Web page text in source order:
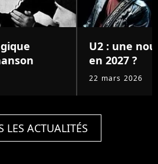
U2 : une
en 2027 ?
22 mars 2026
LES ACTUALITÉS